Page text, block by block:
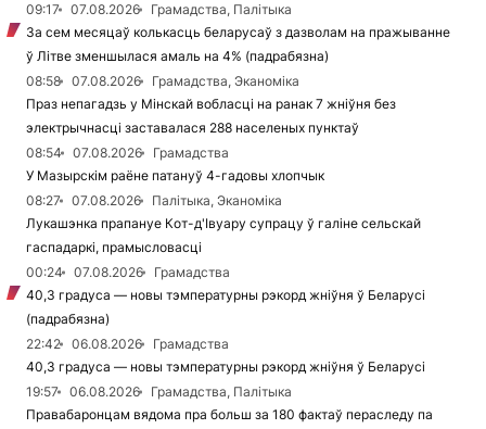
09:17
07.08.2026
Грамадства, Палітыка
За сем месяцаў колькасць беларусаў з дазволам на пражыванне
ў Літве зменшылася амаль на 4% (падрабязна)
08:58
07.08.2026
Грамадства, Эканоміка
Праз непагадзь у Мінскай вобласці на ранак 7 жніўня без
электрычнасці заставалася 288 населеных пунктаў
08:54
07.08.2026
Грамадства
У Мазырскім раёне патануў 4-гадовы хлопчык
08:27
07.08.2026
Палітыка, Эканоміка
Лукашэнка прапануе Кот-д'Івуару супрацу ў галіне сельскай
гаспадаркі, прамысловасці
00:24
07.08.2026
Грамадства
40,3 градуса — новы тэмпературны рэкорд жніўня ў Беларусі
(падрабязна)
22:42
06.08.2026
Грамадства
40,3 градуса — новы тэмпературны рэкорд жніўня ў Беларусі
19:57
06.08.2026
Грамадства, Палітыка
Правабаронцам вядома пра больш за 180 фактаў пераследу па